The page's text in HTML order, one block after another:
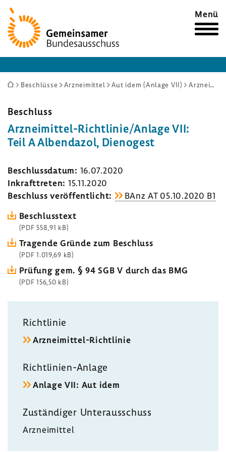
Zur
Startseite
Menü
Sie
hier:
Beschlüsse Arzneimittel Aut idem (Anlage VII) Arzneimittel-Richtlinie/Anlage VII: Teil A Albendazol, Dienogest
Beschluss
Arzneimittel-​Richtlinie/Anlage VII:
Teil A Alben­dazol, Dieno­gest
Beschluss­datum: 16.07.2020
Inkraft­treten: 15.11.2020
Beschluss veröf­fent­licht:
BAnz AT 05.10.2020 B1
Beschluss­text
(PDF 558,91 kB)
Tragende Gründe zum Beschluss
(PDF 1.019,69 kB)
Prüfung gem. § 94 SGB V durch das BMG
(PDF 156,50 kB)
Richt­linie
Arzneimittel-​Richtlinie
Richtlinien-​Anlage
Anlage VII: Aut idem
Zustän­diger Unter­aus­schuss
Arznei­mittel